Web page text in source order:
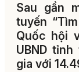
Sau gần
tuyến
Quốc hội
UBND
gia với